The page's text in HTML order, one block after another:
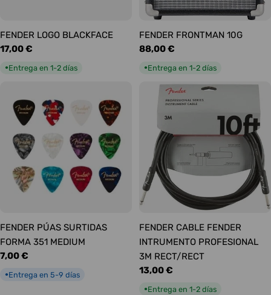
FENDER LOGO BLACKFACE
Precio
17,00 €
●Entrega en 1-2 días
FENDER FRONTMAN 10G
Precio
88,00 €
●Entrega en 1-2 días
FENDER PÚAS SURTIDAS
FORMA 351 MEDIUM
Precio
7,00 €
●Entrega en 5-9 días
FENDER CABLE FENDER
INTRUMENTO PROFESIONAL
3M RECT/RECT
Precio
13,00 €
●Entrega en 1-2 días